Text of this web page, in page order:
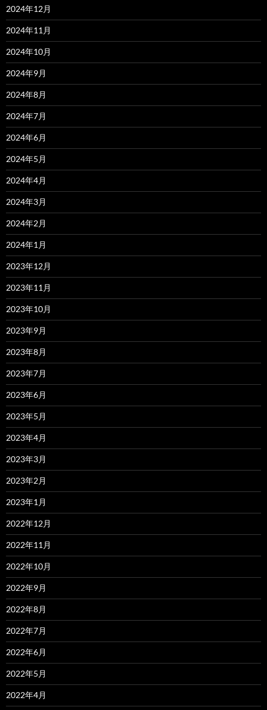
2024年12月
2024年11月
2024年10月
2024年9月
2024年8月
2024年7月
2024年6月
2024年5月
2024年4月
2024年3月
2024年2月
2024年1月
2023年12月
2023年11月
2023年10月
2023年9月
2023年8月
2023年7月
2023年6月
2023年5月
2023年4月
2023年3月
2023年2月
2023年1月
2022年12月
2022年11月
2022年10月
2022年9月
2022年8月
2022年7月
2022年6月
2022年5月
2022年4月